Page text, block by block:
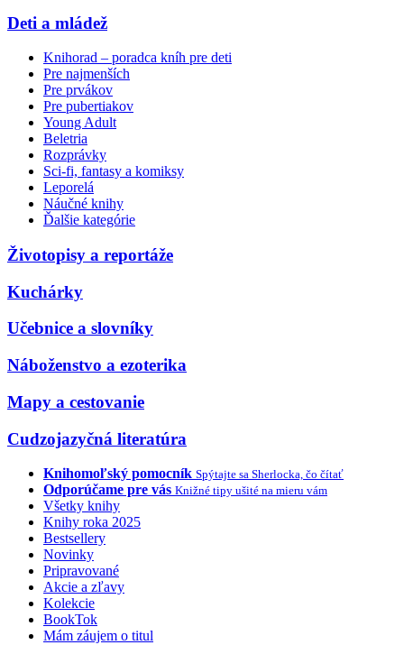
Deti a mládež
Knihorad – poradca kníh pre deti
Pre najmenších
Pre prvákov
Pre pubertiakov
Young Adult
Beletria
Rozprávky
Sci-fi, fantasy a komiksy
Leporelá
Náučné knihy
Ďalšie kategórie
Životopisy a reportáže
Kuchárky
Učebnice a slovníky
Náboženstvo a ezoterika
Mapy a cestovanie
Cudzojazyčná literatúra
Knihomoľský pomocník Spýtajte sa Sherlocka, čo čítať
Odporúčame pre vás Knižné tipy ušité na mieru vám
Všetky knihy
Knihy roka 2025
Bestsellery
Novinky
Pripravované
Akcie a zľavy
Kolekcie
BookTok
Mám záujem o titul